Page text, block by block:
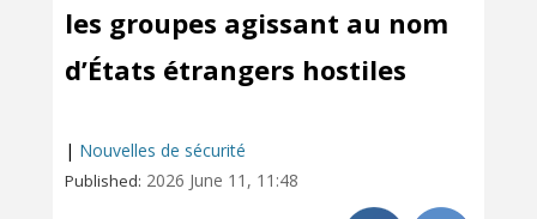
les groupes agissant au nom
d’États étrangers hostiles
| Nouvelles de sécurité
Published: 2026 June 11, 11:48